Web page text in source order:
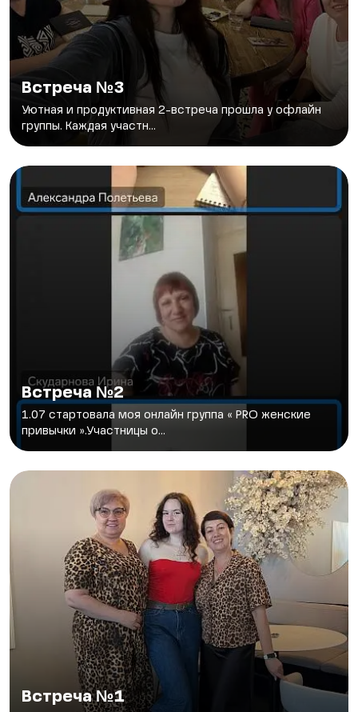
Встреча №3
Уютная и продуктивная 2-встреча прошла у офлайн
группы. Каждая участн...
Встреча №2
1.07 стартовала моя онлайн группа « PRO женские
привычки ».Участницы о...
Встреча №1